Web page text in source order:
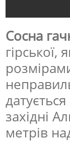
Сосна
західні
метрів